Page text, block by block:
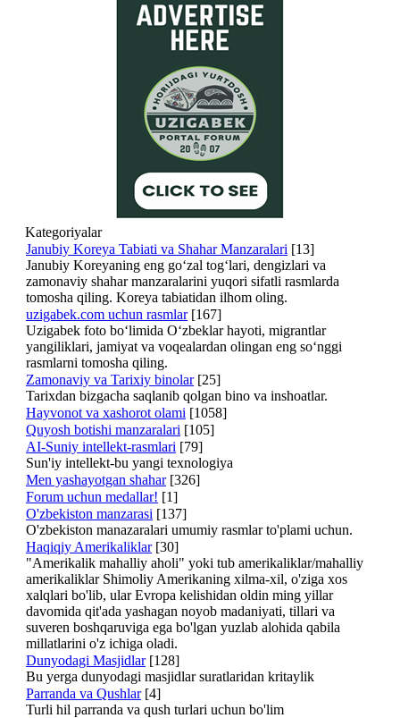
Kategoriyalar
Janubiy Koreya Tabiati va Shahar Manzaralari [13]
Janubiy Koreyaning eng go‘zal tog‘lari, dengizlari va
zamonaviy shahar manzaralarini yuqori sifatli rasmlarda
tomosha qiling. Koreya tabiatidan ilhom oling.
uzigabek.com uchun rasmlar [167]
Uzigabek foto bo‘limida O‘zbeklar hayoti, migrantlar
yangiliklari, jamiyat va voqealardan olingan eng so‘nggi
rasmlarni tomosha qiling.
Zamonaviy va Tarixiy binolar [25]
Tarixdan bizgacha saqlanib qolgan bino va inshoatlar.
Hayvonot va xashorot olami [1058]
Quyosh botishi manzaralari [105]
AI-Suniy intellekt-rasmlari [79]
Sun'iy intellekt-bu yangi texnologiya
Men yashayotgan shahar [326]
Forum uchun medallar! [1]
O'zbekiston manzarasi [137]
O'zbekiston manazaralari umumiy rasmlar to'plami uchun.
Haqiqiy Amerikaliklar [30]
"Amerikalik mahalliy aholi" yoki tub amerikaliklar/mahalliy
amerikaliklar Shimoliy Amerikaning xilma-xil, o'ziga xos
xalqlari bo'lib, ular Evropa kelishidan oldin ming yillar
davomida qit'ada yashagan noyob madaniyati, tillari va
suveren boshqaruviga ega bo'lgan yuzlab alohida qabila
millatlarini o'z ichiga oladi.
Dunyodagi Masjidlar [128]
Bu yerga dunyodagi masjidlar suratlaridan kritaylik
Parranda va Qushlar [4]
Turli hil parranda va qush turlari uchun bo'lim